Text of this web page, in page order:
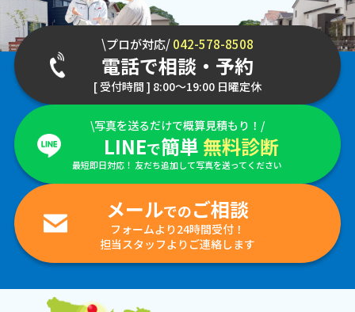
\プロが対応/042-578-8508
電話で相談・予約
[ 受付時間 ] 8:00～19:00 日曜定休
\写真を送るだけで概算見積もり！/
LINEで簡単 無料診断
最短即日対応！ 友だち追加して写真を送ってください
メールでのご相談
フォームより24時間受付！
担当スタッフよりご連絡します